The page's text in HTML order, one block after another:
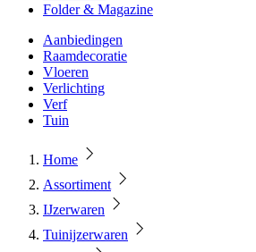
Folder & Magazine
Aanbiedingen
Raamdecoratie
Vloeren
Verlichting
Verf
Tuin
Home
Assortiment
IJzerwaren
Tuinijzerwaren